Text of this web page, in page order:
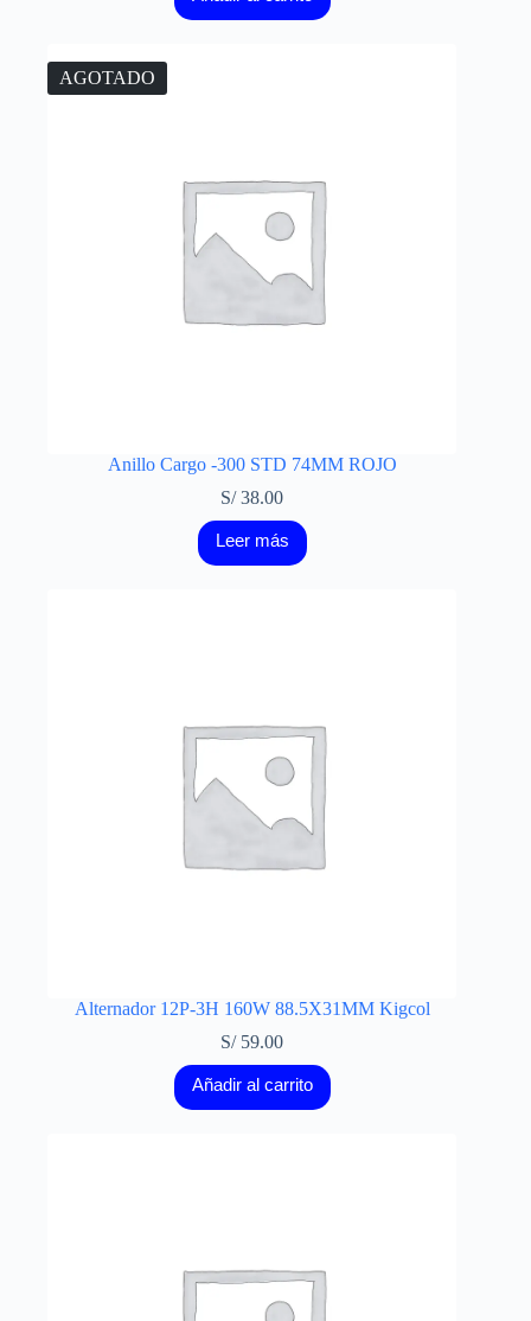
AGOTADO
Anillo Cargo -300 STD 74MM ROJO
S/38.00
Leer más
Alternador 12P-3H 160W 88.5X31MM Kigcol
S/59.00
Añadir al carrito